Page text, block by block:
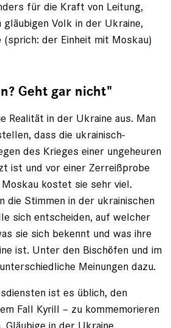
für die Kraft von Leitung,
Volk in der Ukraine,
der Einheit mit Moskau)
Geht gar nicht"
Realität in der Ukraine aus. Man
dass die ukrainisch-
des Krieges einer ungeheuren
ist und vor einer Zerreißprobe
kostet sie sehr viel.
die Stimmen in der ukrainischen
sich entscheiden, auf welcher
sie sich bekennt und was ihre
ist. Unter den Bischöfen und im
Meinungen dazu.
ist es üblich, den
Fall Kyrill – zu kommemorieren